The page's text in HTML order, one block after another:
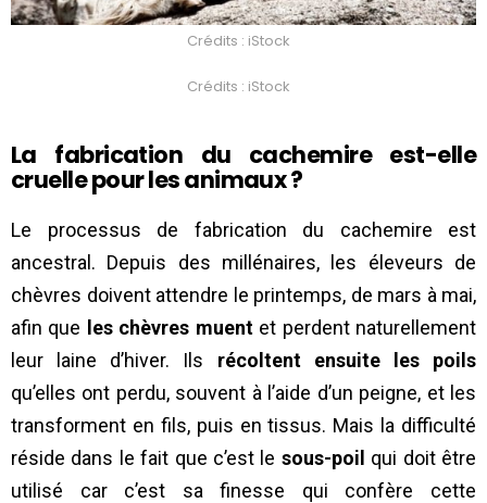
Crédits : iStock
Crédits : iStock
La fabrication du cachemire est-elle
cruelle pour les animaux ?
Le processus de fabrication du cachemire est
ancestral. Depuis des millénaires, les éleveurs de
chèvres doivent attendre le printemps, de mars à mai,
afin que les chèvres muentet perdent naturellement
leur laine d’hiver. Ils récoltent ensuite les poils
qu’elles ont perdu, souvent à l’aide d’un peigne, et les
transforment en fils, puis en tissus. Mais la difficulté
réside dans le fait que c’est le sous-poil qui doit être
utilisé car c’est sa finesse qui confère cette